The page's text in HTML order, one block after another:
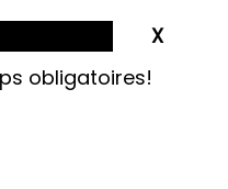
obligatoires!